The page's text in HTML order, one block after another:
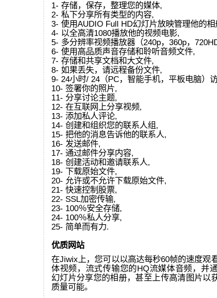
1- 存储，保存，整理您的媒体,
2- 私下分享所有类型的内容,
3- 使用AUDIO Full HD幻灯片放映管理他的相
4- 以全高清1080播放他的视频电影,
5- 多分辨率视频播放器（240p，360p，
6- 使用高品质声音存储和聆听音频文件,
7- 存储和共享文档和大文件,
8- 如果丢失，请远程备份文件,
9- 24小时/ 24（PC，智能手机，平板电脑）
10- 签署你的照片,
11- 分享讨论主题,
12- 在互联网上分享视频,
13- 添加私人评论,
14- 创建和组织您的联系人组,
15- 把他的消息告诉他的联系人,
16- 发送邮件,
17- 通过邮件分享内容,
18- 创建活动和邀请联系人,
19- 下载原始文件,
20- 允许或不允许下载原始文件,
21- 快速控制股票,
22- SSL加密传输,
23- 100％安全存储,
24- 100％私人分享,
25- 简单而有力.
优质网站
在Jiwix上，您可以以高达每秒60帧的速度观
体视频，流式传输您的HQ流媒体音频，并
幻灯片分享您的相册，甚至上传高清图片以
质量可能。